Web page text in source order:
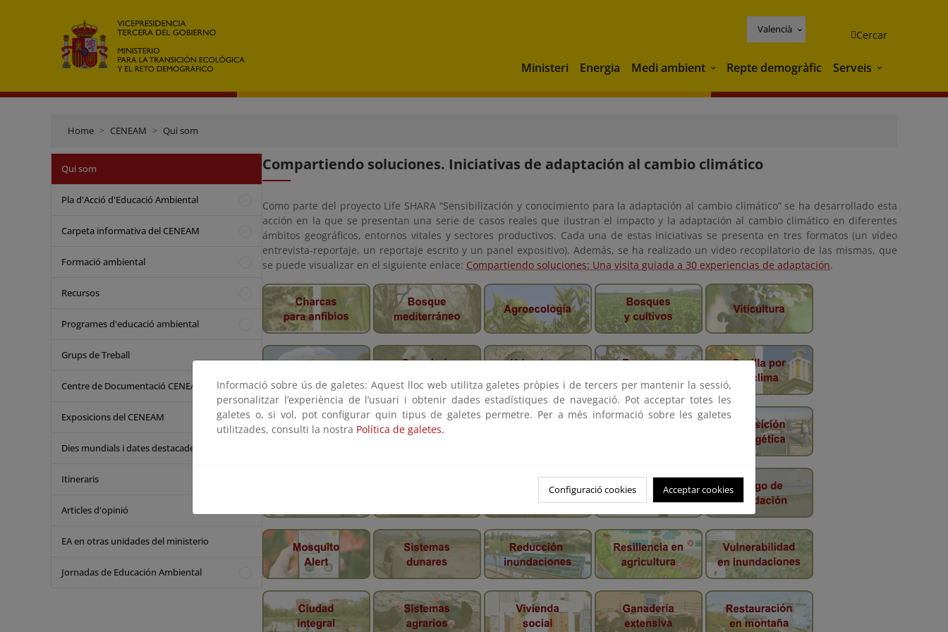
Valencià Cercar
Ministeri Energia Medi ambient Medi ambient
Repte demogràfic Serveis Serveis
Home CENEAM Qui som
Qui som
Pla d'Acció d'Educació Ambiental
Carpeta informativa del CENEAM
Formació ambiental
Recursos
Programes d'educació ambiental
Grups de Treball
Centre de Documentació CENEAM
Exposicions del CENEAM
Dies mundials i dates destacades
Itineraris
Articles d'opinió
EA en otras unidades del ministerio
Jornadas de Educación Ambiental
Compartiendo soluciones. Iniciativas de adaptación al cambio climático
Como parte del proyecto Life SHARA “Sensibilización y conocimiento para la adaptación al cambio climático” se ha desarrollado esta
acción en la que se presentan una serie de casos reales que ilustran el impacto y la adaptación al cambio climático en diferentes
ámbitos geográficos, entornos vitales y sectores productivos. Cada una de estas iniciativas se presenta en tres formatos (un vídeo
entrevista-reportaje, un reportaje escrito y un panel expositivo). Además, se ha realizado un video recopilatorio de las mismas, que
se puede visualizar en el siguiente enlace: Compartiendo soluciones: Una visita guiada a 30 experiencias de adaptación.
Informació sobre ús de galetes: Aquest lloc web utilitza galetes pròpies i de tercers per mantenir la sessió,
personalitzar l’experiència de l’usuari i obtenir dades estadístiques de navegació. Pot acceptar totes les
galetes o, si vol, pot configurar quin tipus de galetes permetre. Per a més informació sobre les galetes
utilitzades, consulti la nostra Política de galetes.
Configuració cookies Acceptar cookies